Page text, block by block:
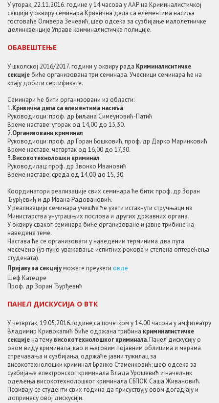
У уторак, 22.11.2016. године у 14 часова у ААР на Криминалистичкој
секцији у оквиру семинара Кривична дела са елементима насиља
гостоваће Оливера Зечевић, шеф одсека за сузбијање малолетничке
делинквенције Управе криминалистичке полиције.
ОБАВЕШТЕЊЕ
У школској 2016/2017. години у оквиру рада Криминалиситичке
секције биће организована три семинара. Учесници семинара ће на
крају добити сертификате.
Семинари ће бити организовани из области:
1.Кривична дела са елементима насиља
Руководиоци: проф. др Биљана Симеуновић-Патић
Време наставе: уторак од 14,00 до 15,30.
2.Организовани криминал
Руководиоци: проф. др Горан Бошковић, проф. др Дарко Маринковић
Време наставе: четвртак од 16,00 до 17,30.
3.Високотехнолошки криминал
Руководилац: проф. др Звонко Ивановић
Време наставе: среда од 14,00 до 15, 30.
Координатори реализације свих семинара ће бити: проф. др Зоран
Ђурђевиђ и др Ивана Радовановић.
У реализацији семинара учешће ће узети истакнути стручњаци из
Министарства унутрашњих послова и других државних органа.
У оквиру сваког семинара биће организоване и јавне трибине на
наведене теме.
Настава ће се организовати у наведеним терминима два пута
месечено (уз пуно уважавање испитних рокова и степена оптерећења
студената).
Пријаву за секцијуможете преузети овде
Шеф Катедре
Проф. др Зоран Ђурђевић
ПАНЕЛ ДИСКУСИЈА О ВТК
У четвртак, 19.05.2016.године,са почетком у 14.00 часова у амфитеатру
Владимир Кривокапић биће одржана трибина криминалистичке
секцијена тему високотехнолошког криминала. Панел дискусију о
овом виду криминала, као и његовим појавним облицима и мерама
спречавања и сузбијања, одржаће јавни тужилац за
високотехнолошки криминал Бранко Стаменковић; шеф одсека за
сузбијање електронског криминала Влада Урошевић и начелник
одељења високотехнолошког криминала СБПОК Саша Живановић.
Позивају се студенти свих година да присуствују овом догадјају и
допринесу овој дискусији.